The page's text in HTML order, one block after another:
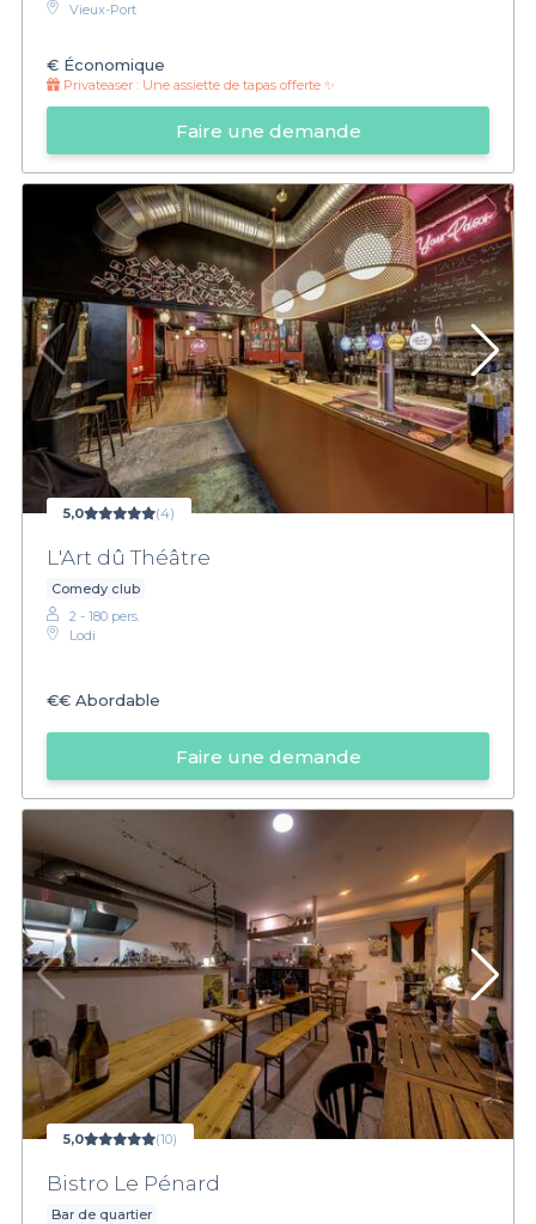
Vieux-Port
€ Économique
Privateaser : Une assiette de tapas offerte ✨
Faire une demande
5,0 (4)
L'Art dû Théâtre
Comedy club
2 - 180 pers.
Lodi
€€ Abordable
Faire une demande
5,0 (10)
Bistro Le Pénard
Bar de quartier